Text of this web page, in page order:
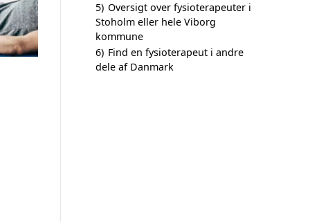
5) Oversigt over fysioterapeuter i
Stoholm eller hele Viborg
kommune
6) Find en fysioterapeut i andre
dele af Danmark